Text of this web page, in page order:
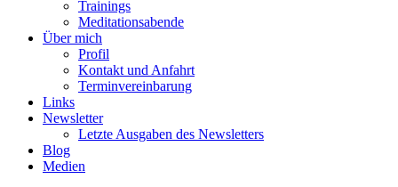
Trainings
Meditationsabende
Über mich
Profil
Kontakt und Anfahrt
Terminvereinbarung
Links
Newsletter
Letzte Ausgaben des Newsletters
Blog
Medien